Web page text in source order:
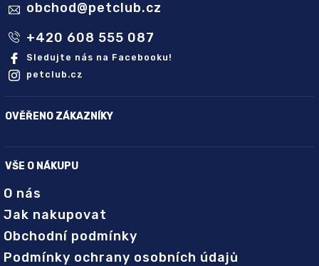
obchod@petclub.cz
+420 608 555 087
Sledujte nás na Facebooku!
petclub.cz
OVĚŘENO ZÁKAZNÍKY
VŠE O NÁKUPU
O nás
Jak nakupovat
Obchodní podmínky
Podmínky ochrany osobních údajů